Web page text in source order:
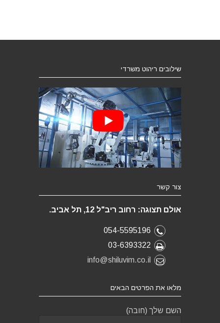
שילובים ריהוט משרדי
צור קשר
אולם תצוגה: רחוב ריב"ל 12, תל אביב.
054-5595196
03-6393322
info@shiluvim.co.il
מלאו את הפרטים הבאים
השם שלך (חובה)